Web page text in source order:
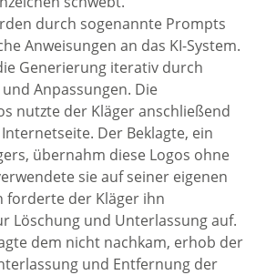
durch sogenannte Prompts
Anweisungen an das KI-System.
Generierung iterativ durch
Anpassungen. Die
nutzte der Kläger anschließend
Der Beklagte, ein
übernahm diese Logos ohne
sie auf seiner eigenen
forderte der Kläger ihn
Löschung und Unterlassung auf.
dem nicht nachkam, erhob der
und Entfernung der